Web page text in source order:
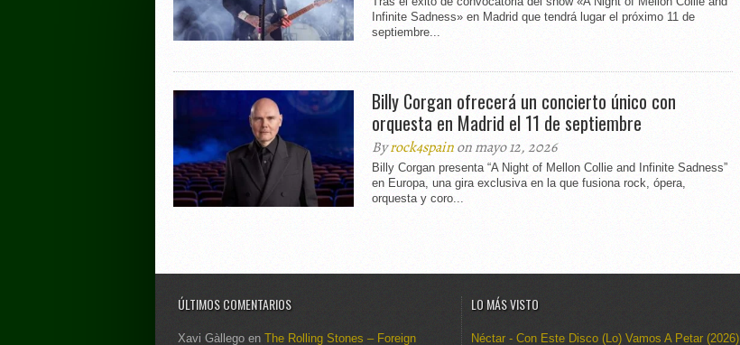
Infinite Sadness» en Madrid que tendrá lugar el próximo 11 de
septiembre...
Billy Corgan ofrecerá un concierto único con
orquesta en Madrid el 11 de septiembre
Byrock4spainon mayo 12, 2026
Billy Corgan presenta “A Night of Mellon Collie and Infinite Sadness”
en Europa, una gira exclusiva en la que fusiona rock, ópera,
orquesta y coro...
ÚLTIMOS COMENTARIOS
Xavi Gàllego en The Rolling Stones – Foreign
LO MÁS VISTO
Néctar - Con Este Disco (Lo) Vamos A Petar (2026)